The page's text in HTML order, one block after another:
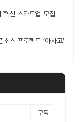
혁신 스타트업 모집
스 프로젝트 ‘아사고’
구독